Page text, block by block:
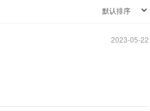
2023-05-22